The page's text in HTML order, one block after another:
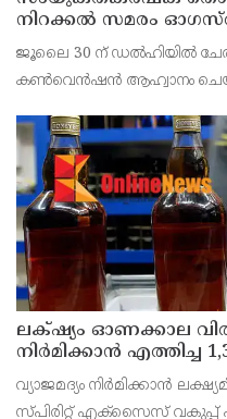
നിറക്കൽ സമരം
ജൂലൈ 30 ന് ഡൽഹിയിൽ
കൺവെൻഷൻ ആഹ്വാനം
തൊഴിലാളി സംഘടനകളുടെ
തീരുമാനിച്ചു.ഇതിന്റെ ഭാഗമായ
ലക്‌ഷ്യം ഓണക്കാല
നിർമിക്കാൻ എത്തിച്ച
രണ്ട് പേർ അറസ്റ്റിൽ
വ്യാജമദ്യം നിർമിക്കാൻ
സ്പിരിറ്റ് എക്സൈസ് വകുപ്പ്